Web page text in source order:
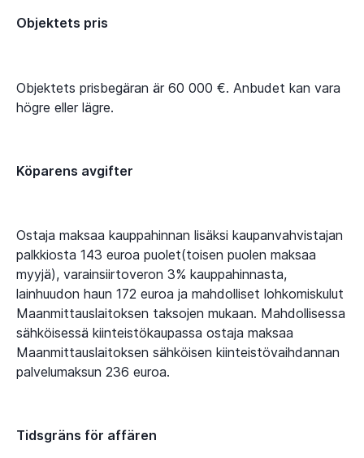
Objektets pris
Objektets prisbegäran är 60 000 €. Anbudet kan vara
högre eller lägre.
Köparens avgifter
Ostaja maksaa kauppahinnan lisäksi kaupanvahvistajan
palkkiosta 143 euroa puolet(toisen puolen maksaa
myyjä), varainsiirtoveron 3% kauppahinnasta,
lainhuudon haun 172 euroa ja mahdolliset lohkomiskulut
Maanmittauslaitoksen taksojen mukaan. Mahdollisessa
sähköisessä kiinteistökaupassa ostaja maksaa
Maanmittauslaitoksen sähköisen kiinteistövaihdannan
palvelumaksun 236 euroa.
Tidsgräns för affären